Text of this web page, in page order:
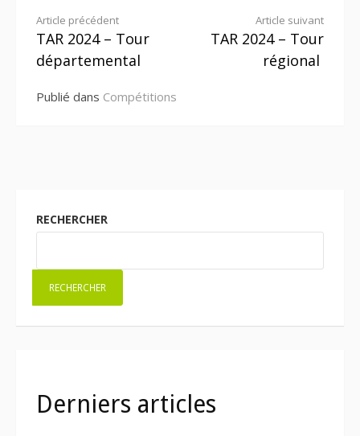
Article précédent
TAR 2024 – Tour
départemental
Article suivant
TAR 2024 – Tour
régional
Publié dans Compétitions
RECHERCHER
RECHERCHER
Derniers articles